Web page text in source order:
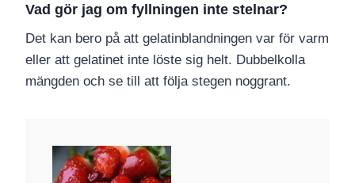
Vad gör jag om fyllningen inte stelnar?
Det kan bero på att gelatinblandningen var för varm
eller att gelatinet inte löste sig helt. Dubbelkolla
mängden och se till att följa stegen noggrant.